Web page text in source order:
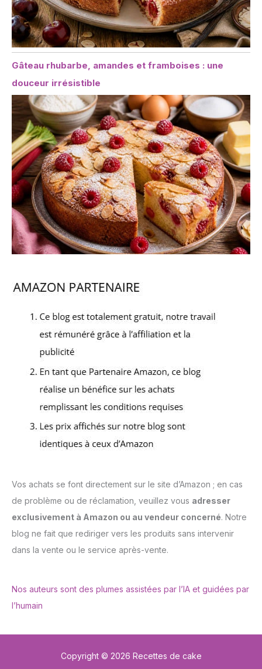
Gâteau rhubarbe, amandes et framboises : une
douceur irrésistible
Vos achats se font directement sur le site d’Amazon ; en cas
de problème ou de réclamation, veuillez vous adresser
exclusivement à Amazon ou au vendeur concerné. Notre
blog ne fait que rediriger vers les produits sans intervenir
dans la vente ou le service après-vente.
Nos auteurs sont des plumes assistées par l’IA et guidées par
l’humain
Copyright © 2026 Recettes de cake